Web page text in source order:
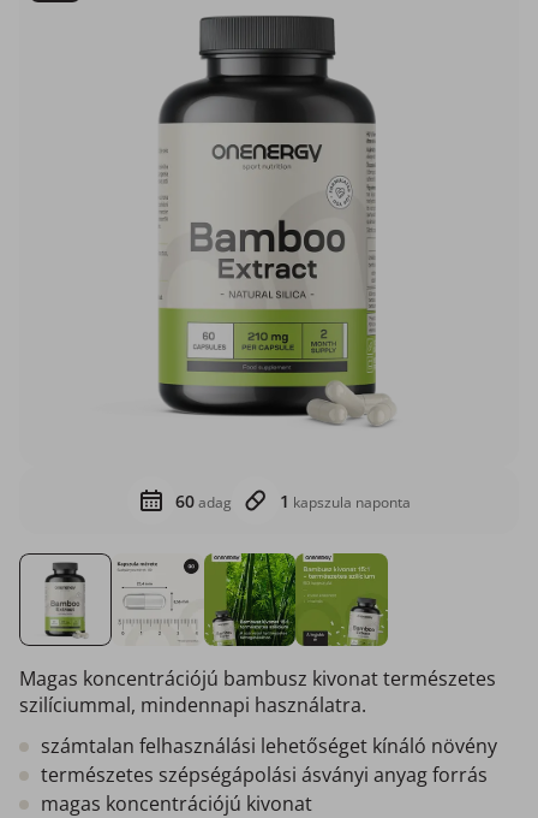
60adag 1 kapszula naponta
Magas koncentrációjú bambusz kivonat természetes
szilíciummal, mindennapi használatra.
számtalan felhasználási lehetőséget kínáló növény
természetes szépségápolási ásványi anyag forrás
magas koncentrációjú kivonat